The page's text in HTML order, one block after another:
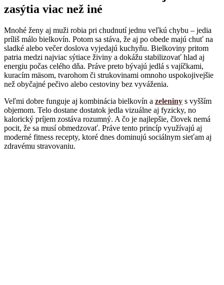
zasýtia viac než iné
Mnohé ženy aj muži robia pri chudnutí jednu veľkú chybu – jedia
príliš málo bielkovín. Potom sa stáva, že aj po obede majú chuť na
sladké alebo večer doslova vyjedajú kuchyňu. Bielkoviny pritom
patria medzi najviac sýtiace živiny a dokážu stabilizovať hlad aj
energiu počas celého dňa. Práve preto bývajú jedlá s vajíčkami,
kuracím mäsom, tvarohom či strukovinami omnoho uspokojivejšie
než obyčajné pečivo alebo cestoviny bez vyváženia.
Veľmi dobre funguje aj kombinácia bielkovín a zeleniny s vyšším
objemom. Telo dostane dostatok jedla vizuálne aj fyzicky, no
kalorický príjem zostáva rozumný. A čo je najlepšie, človek nemá
pocit, že sa musí obmedzovať. Práve tento princíp využívajú aj
moderné fitness recepty, ktoré dnes dominujú sociálnym sieťam aj
zdravému stravovaniu.